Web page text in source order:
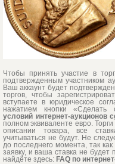
Чтобы принять участие в
подтвержденным участником
Ваш аккаунт будет
торгов, чтобы
вступаете в юридическое
нажатием кнопки «Сделать
условий интернет-аукционов
полном эквиваленте евро.
описании товара, все
учитываться не будут. Не
до последнего момента, так
заявку, и ваша ставка не
найдёте здесь: FAQ по